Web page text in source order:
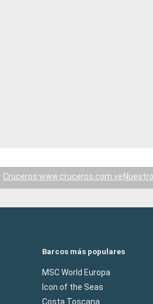
Cruceros www.cruceros.com.ve
Barcos más populares
MSC World Europa
Icon of the Seas
Costa Toscana